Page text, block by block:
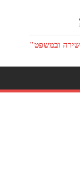
ובמשפט"